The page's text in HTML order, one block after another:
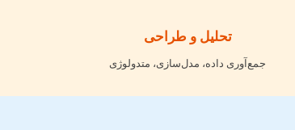
تحلیل و طراحی
جمع‌آوری داده، مدل‌سازی، متدولوژی